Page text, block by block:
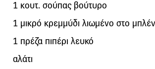
1 κουτ. σούπας βούτυρο
1 μικρό κρεμμύδι λιωμένο στο
1 πρέζα πιπέρι λευκό
αλάτι